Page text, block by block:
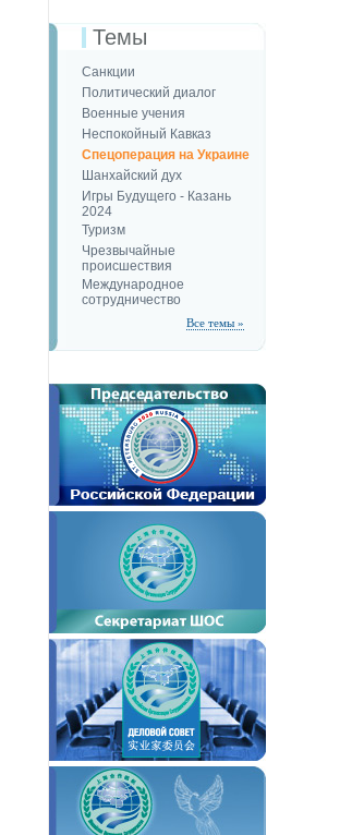
Темы
Санкции
Политический диалог
Военные учения
Неспокойный Кавказ
Спецоперация на Украине
Шанхайский дух
Игры Будущего - Казань
2024
Туризм
Чрезвычайные
происшествия
Международное
сотрудничество
Все темы »